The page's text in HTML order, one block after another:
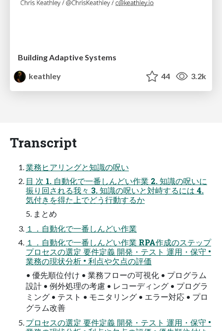
Building Adaptive Systems
keathley
44 3.2k
Transcript
業務ヒアリングと知識の呪い
目 次 1. 自動化で一番しんどい作業 2. 知識の呪いに
振り回される我々 3. 知識の呪いと対峙するには 4.
気付きを得た上でどう行動するか
5. まとめ
１．自動化で一番しんどい作業
１．自動化で一番しんどい作業 RPA作成のステップ
プロセスの選定 要件定義 開発・テスト 運用・保守 •
業務の現状分析 • 利点や欠点の評価
• 優先順位付け • 業務フローの可視化 • プログラム
設計 • 例外処理の考慮 • レコーディング • プログラ
ミング • テスト • モニタリング • エラー対応 • プロ
グラム改善
プロセスの選定 要件定義 開発・テスト 運用・保守 •